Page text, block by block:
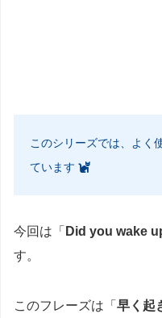
このシリーズでは、よく
ています
今回は「 Did you wake
す。
このフレーズは「 早く起